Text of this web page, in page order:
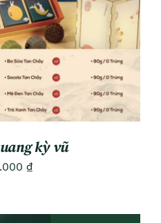
kỳ vũ
₫